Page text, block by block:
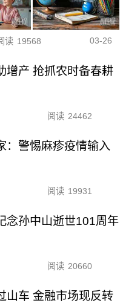
读 19568 03-26
增产 抢抓农时备春耕
阅读 24462
：警惕麻疹疫情输入
阅读 19931
念孙中山逝世101周年
阅读 20660
山车 金融市场现反转